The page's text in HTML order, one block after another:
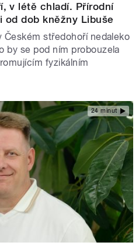
v létě chladí. Přírodní
od dob kněžny Libuše
středohoří nedaleko
by se pod ním probouzela
fyzikálním
24 minut